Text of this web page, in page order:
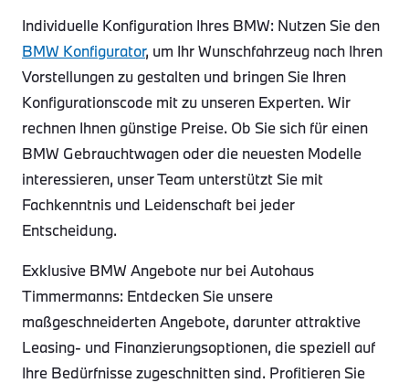
Individuelle Konfiguration Ihres BMW: Nutzen Sie den
BMW Konfigurator, um Ihr Wunschfahrzeug nach Ihren
Vorstellungen zu gestalten und bringen Sie Ihren
Konfigurationscode mit zu unseren Experten. Wir
rechnen Ihnen günstige Preise. Ob Sie sich für einen
BMW Gebrauchtwagen oder die neuesten Modelle
interessieren, unser Team unterstützt Sie mit
Fachkenntnis und Leidenschaft bei jeder
Entscheidung.
Exklusive BMW Angebote nur bei Autohaus
Timmermanns: Entdecken Sie unsere
maßgeschneiderten Angebote, darunter attraktive
Leasing- und Finanzierungsoptionen, die speziell auf
Ihre Bedürfnisse zugeschnitten sind. Profitieren Sie